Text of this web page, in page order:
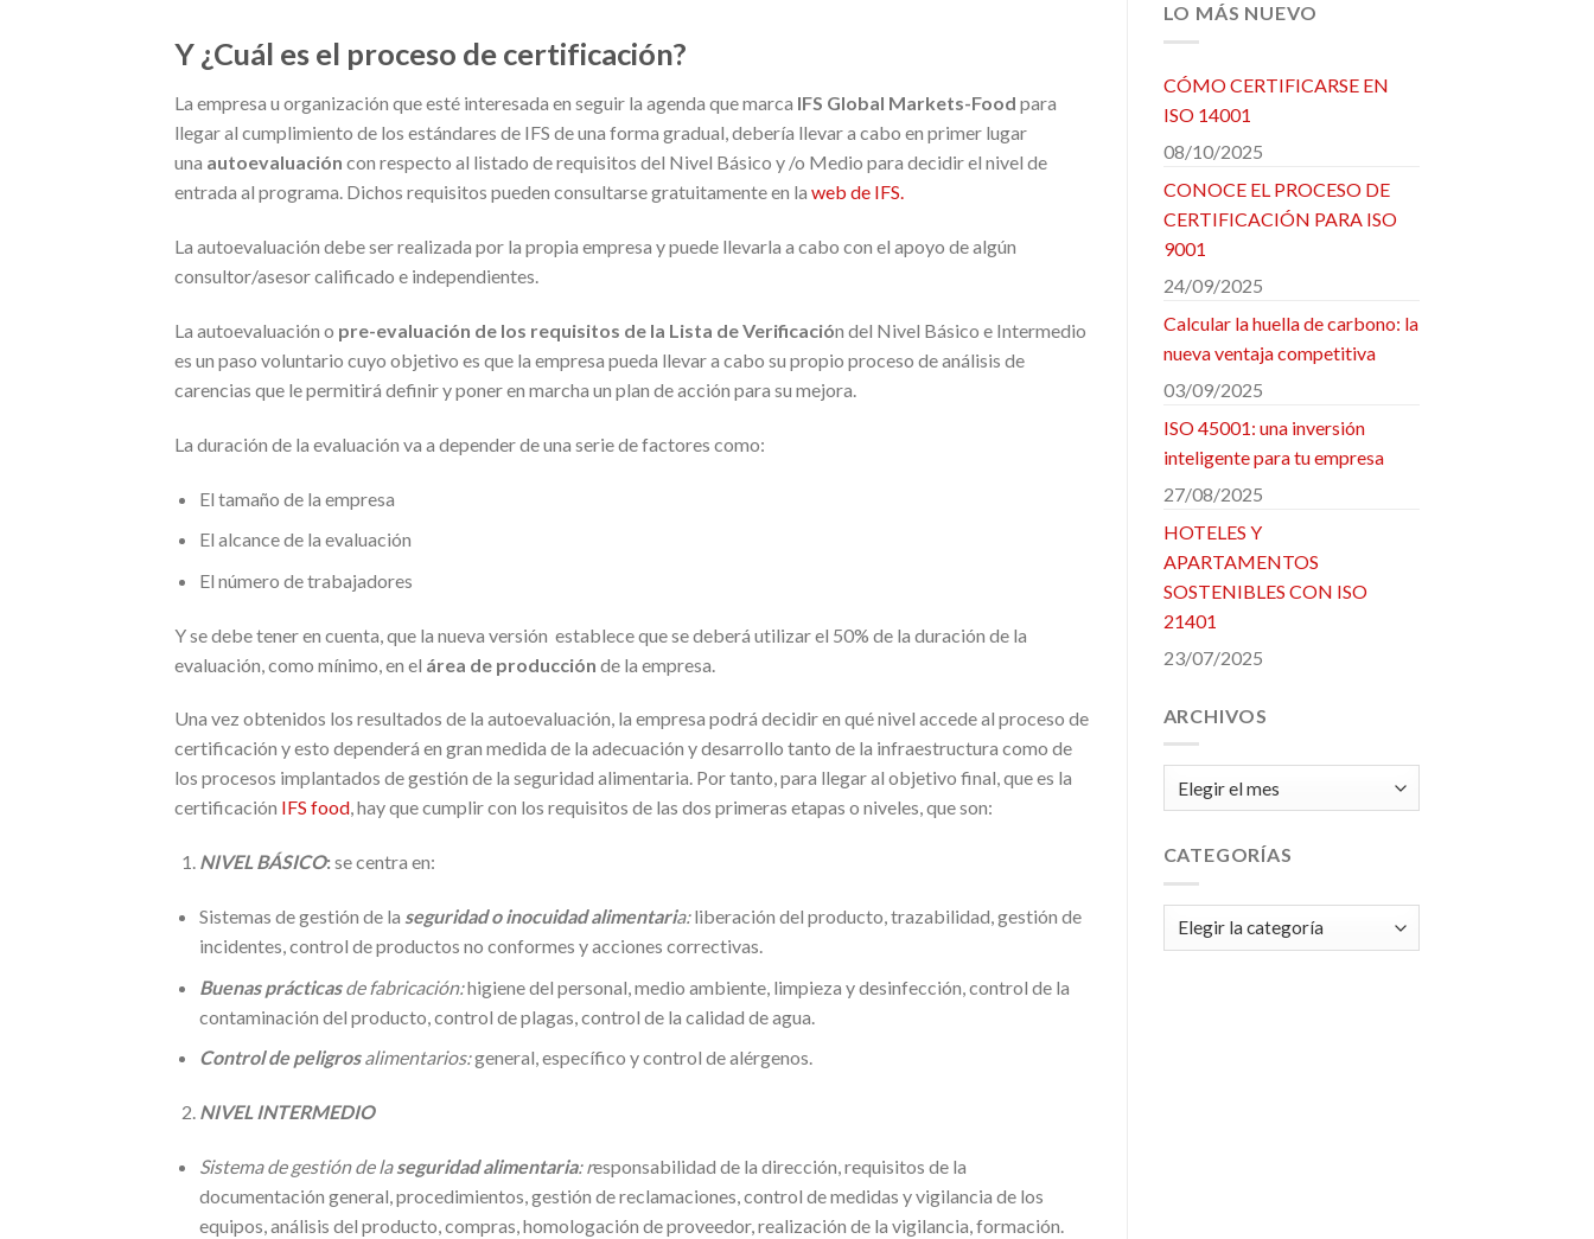
Y ¿Cuál es el proceso de certificación?
La empresa u organización que esté interesada en seguir la agenda que marca IFS Global Markets-Food para
llegar al cumplimiento de los estándares de IFS de una forma gradual, debería llevar a cabo en primer lugar
una autoevaluación con respecto al listado de requisitos del Nivel Básico y /o Medio para decidir el nivel de
entrada al programa. Dichos requisitos pueden consultarse gratuitamente en la web de IFS.
La autoevaluación debe ser realizada por la propia empresa y puede llevarla a cabo con el apoyo de algún
consultor/asesor calificado e independientes.
La autoevaluación o pre-evaluación de los requisitos de la Lista de Verificación del Nivel Básico e Intermedio
es un paso voluntario cuyo objetivo es que la empresa pueda llevar a cabo su propio proceso de análisis de
carencias que le permitirá definir y poner en marcha un plan de acción para su mejora.
La duración de la evaluación va a depender de una serie de factores como:
El tamaño de la empresa
El alcance de la evaluación
El número de trabajadores
Y se debe tener en cuenta, que la nueva versión establece que se deberá utilizar el 50% de la duración de la
evaluación, como mínimo, en el área de producción de la empresa.
Una vez obtenidos los resultados de la autoevaluación, la empresa podrá decidir en qué nivel accede al proceso de
certificación y esto dependerá en gran medida de la adecuación y desarrollo tanto de la infraestructura como de
los procesos implantados de gestión de la seguridad alimentaria. Por tanto, para llegar al objetivo final, que es la
certificación IFS food, hay que cumplir con los requisitos de las dos primeras etapas o niveles, que son:
NIVEL BÁSICO:se centra en:
Sistemas de gestión de la seguridad o inocuidad alimentaria:liberación del producto, trazabilidad, gestión de
incidentes, control de productos no conformes y acciones correctivas.
Buenas prácticasde fabricación:higiene del personal, medio ambiente, limpieza y desinfección, control de la
contaminación del producto, control de plagas, control de la calidad de agua.
Control de peligrosalimentarios:general, específico y control de alérgenos.
NIVEL INTERMEDIO
Sistema de gestión de la seguridad alimentaria: responsabilidad de la dirección, requisitos de la
documentación general, procedimientos, gestión de reclamaciones, control de medidas y vigilancia de los
equipos, análisis del producto, compras, homologación de proveedor, realización de la vigilancia, formación.
LO MÁS NUEVO
CÓMO CERTIFICARSE EN
ISO 14001
08/10/2025
CONOCE EL PROCESO DE
CERTIFICACIÓN PARA ISO
9001
24/09/2025
Calcular la huella de carbono: la
nueva ventaja competitiva
03/09/2025
ISO 45001: una inversión
inteligente para tu empresa
27/08/2025
HOTELES Y
APARTAMENTOS
SOSTENIBLES CON ISO
21401
23/07/2025
ARCHIVOS
CATEGORÍAS
Categorías